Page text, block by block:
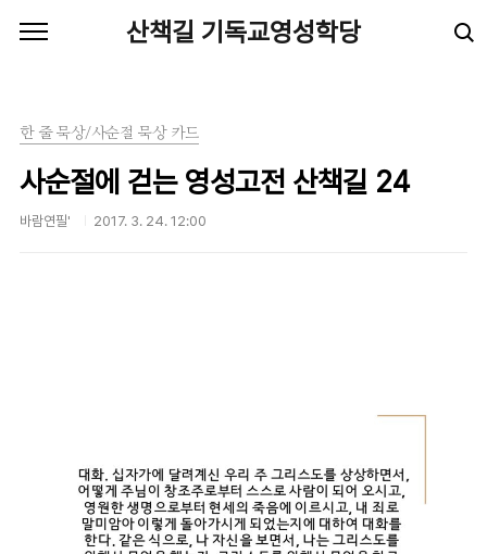
산책길 기독교영성학당
한 줄 묵상/사순절 묵상 카드
사순절에 걷는 영성고전 산책길 24
바람연필' 2017. 3. 24. 12:00